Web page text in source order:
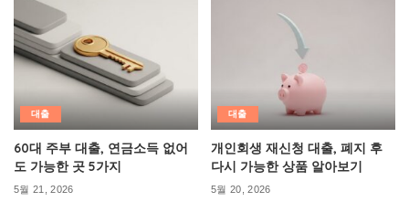
대출
60대 주부 대출, 연금소득 없어
도 가능한 곳 5가지
5월 21, 2026
대출
개인회생 재신청 대출, 폐지 후
다시 가능한 상품 알아보기
5월 20, 2026